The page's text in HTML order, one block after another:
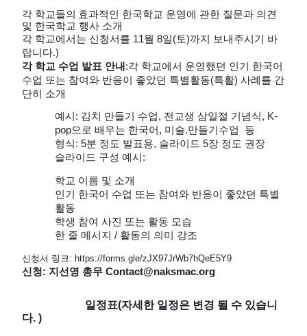
각 학교들의 효과적인 한국학교 운영에 관한 질문과 의견
및 한국학교 행사 소개
각 학교에서는 신청서를 11월 8일(토)까지 보내주시기 바
랍니다.)
각 학교 수업 발표 안내 :각 학교에서 운영했던 인기 한국어
수업 또는 참여와 반응이 좋았던 특별활동(특활) 사례를 간
단히 소개
예시: 김치 만들기 수업, 전교생 삼일절 기념식, K-
pop으로 배우는 한국어, 미술.만들기수업  등
형식: 5분 정도 발표용, 슬라이드 5장 정도 권장
슬라이드 구성 예시:
학교 이름 및 소개
인기 한국어 수업 또는 참여와 반응이 좋았던 특별
활동
학생 참여 사진 또는 활동 모습
한 줄 메시지 / 활동의 의미 강조
신청서 링크: https://forms.gle/zJX97JrWb7hQeE5Y9
신청: 지선영 총무 Contact@naksmac.org
일정표(자세한 일정은 변경 될 수 있습니
다. )